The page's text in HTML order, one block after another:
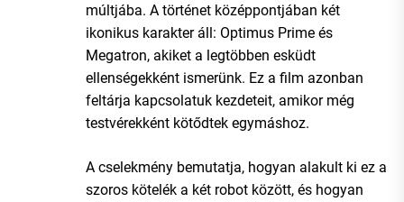
múltjába. A történet középpontjában két
ikonikus karakter áll: Optimus Prime és
Megatron, akiket a legtöbben esküdt
ellenségekként ismerünk. Ez a film azonban
feltárja kapcsolatuk kezdeteit, amikor még
testvérekként kötődtek egymáshoz.
A cselekmény bemutatja, hogyan alakult ki ez a
szoros kötelék a két robot között, és hogyan